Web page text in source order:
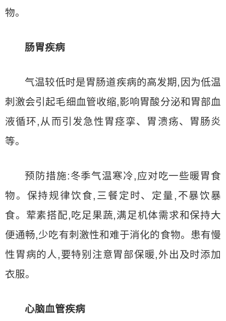
物。
肠胃疾病
气温较低时是胃肠道疾病的高发期,因为低温
刺激会引起毛细血管收缩,影响胃酸分泌和胃部血
液循环,从而引发急性胃痉挛、胃溃疡、胃肠炎
等。
预防措施:冬季气温寒冷,应对吃一些暖胃食
物。保持规律饮食,三餐定时、定量,不暴饮暴
食。荤素搭配,吃足果蔬,满足机体需求和保持大
便通畅,少吃有刺激性和难于消化的食物。患有慢
性胃病的人,要特别注意胃部保暖,外出及时添加
衣服。
心脑血管疾病